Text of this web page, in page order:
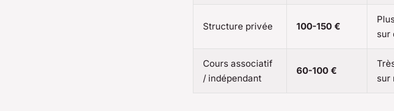
Structure privée 100-150 €
sur
Cours associatif
/ indépendant
60-100 €
sur